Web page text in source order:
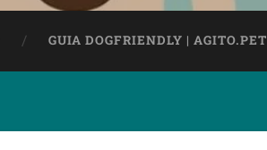
GUIA DOGFRIENDLY | AGITO.PET